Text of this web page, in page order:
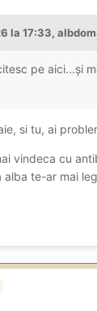
la 17:33,
pe aici...și
si tu, ai
vindeca cu
alba te-ar mai